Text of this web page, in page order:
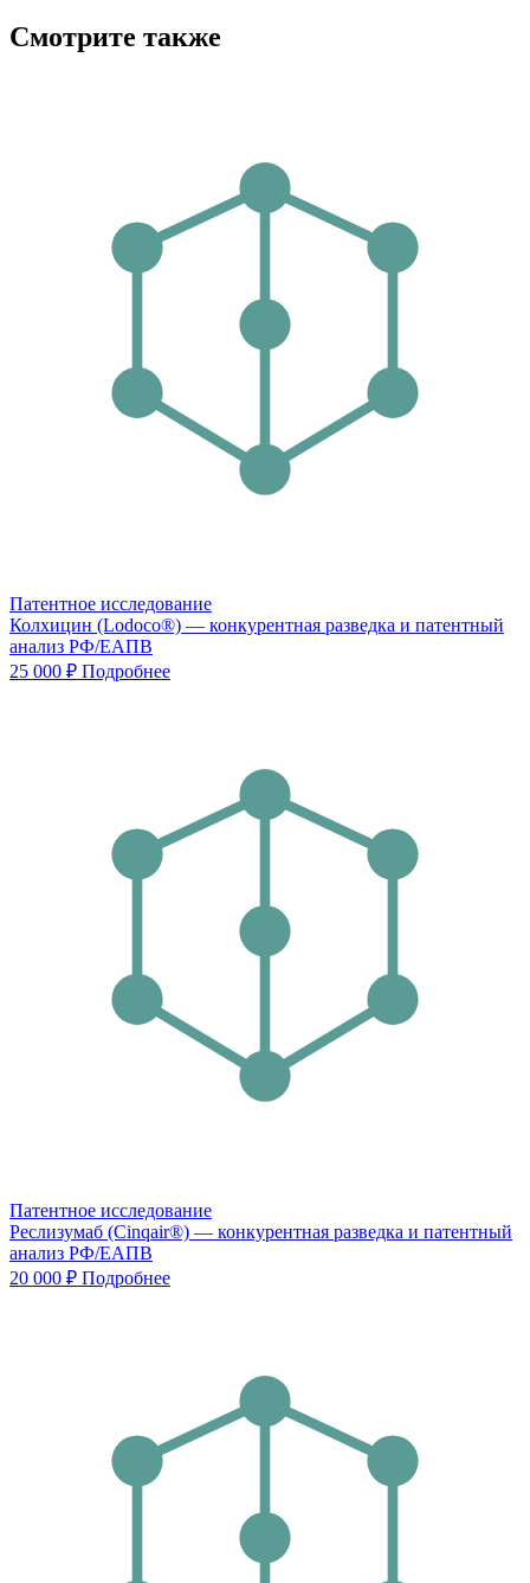
Смотрите также
Патентное исследование
Колхицин (Lodoco®) — конкурентная разведка и патентный
анализ РФ/ЕАПВ
25 000 ₽ Подробнее
Патентное исследование
Реслизумаб (Cinqair®) — конкурентная разведка и патентный
анализ РФ/ЕАПВ
20 000 ₽ Подробнее